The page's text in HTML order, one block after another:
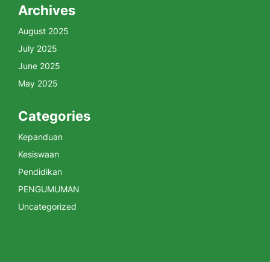
Archives
August 2025
July 2025
June 2025
May 2025
Categories
Kepanduan
Kesiswaan
Pendidikan
PENGUMUMAN
Uncategorized